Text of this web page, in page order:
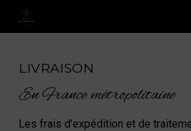
Passer
principalLIVRAISON
En France métropolitaine
Les frais d’expédition et de